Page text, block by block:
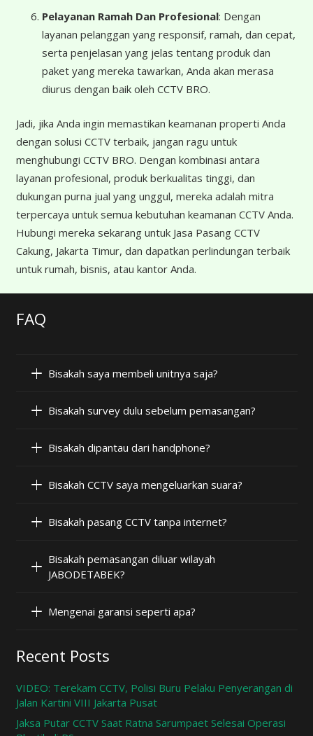
Pelayanan Ramah Dan Profesional: Dengan
layanan pelanggan yang responsif, ramah, dan cepat,
serta penjelasan yang jelas tentang produk dan
paket yang mereka tawarkan, Anda akan merasa
diurus dengan baik oleh CCTV BRO.
Jadi, jika Anda ingin memastikan keamanan properti Anda
dengan solusi CCTV terbaik, jangan ragu untuk
menghubungi CCTV BRO. Dengan kombinasi antara
layanan profesional, produk berkualitas tinggi, dan
dukungan purna jual yang unggul, mereka adalah mitra
terpercaya untuk semua kebutuhan keamanan CCTV Anda.
Hubungi mereka sekarang untuk Jasa Pasang CCTV
Cakung, Jakarta Timur, dan dapatkan perlindungan terbaik
untuk rumah, bisnis, atau kantor Anda.
FAQ
Bisakah saya membeli unitnya saja?
Bisakah survey dulu sebelum pemasangan?
Bisakah dipantau dari handphone?
Bisakah CCTV saya mengeluarkan suara?
Bisakah pasang CCTV tanpa internet?
Bisakah pemasangan diluar wilayah
JABODETABEK?
Mengenai garansi seperti apa?
Recent Posts
VIDEO: Terekam CCTV, Polisi Buru Pelaku Penyerangan di
Jalan Kartini VIII Jakarta Pusat
Jaksa Putar CCTV Saat Ratna Sarumpaet Selesai Operasi